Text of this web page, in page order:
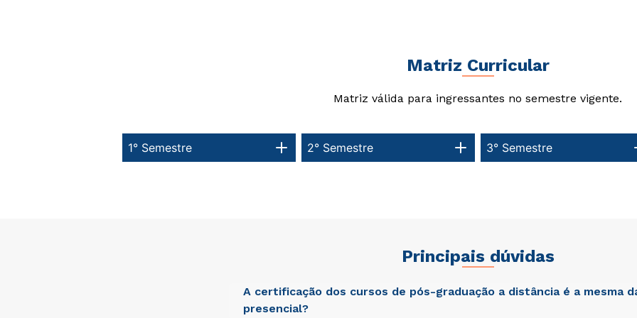
Matriz Curricular
Matriz válida para ingressantes no semestre vigente.
1° Semestre 3° Semestre
2° Semestre
Principais dúvidas
A certificação dos cursos de pós-graduação a distância é a mesma
presencial?
Estou de acordo com a Política de Privacidade.
autorizo que meus dados sejam utilizados para o
envio de conteúdos do Cesuca.
Estou de acordo com a Política de Privacidade.
autorizo que meus dados sejam utilizados para o
envio de conteúdos da Cruzeiro do Sul.